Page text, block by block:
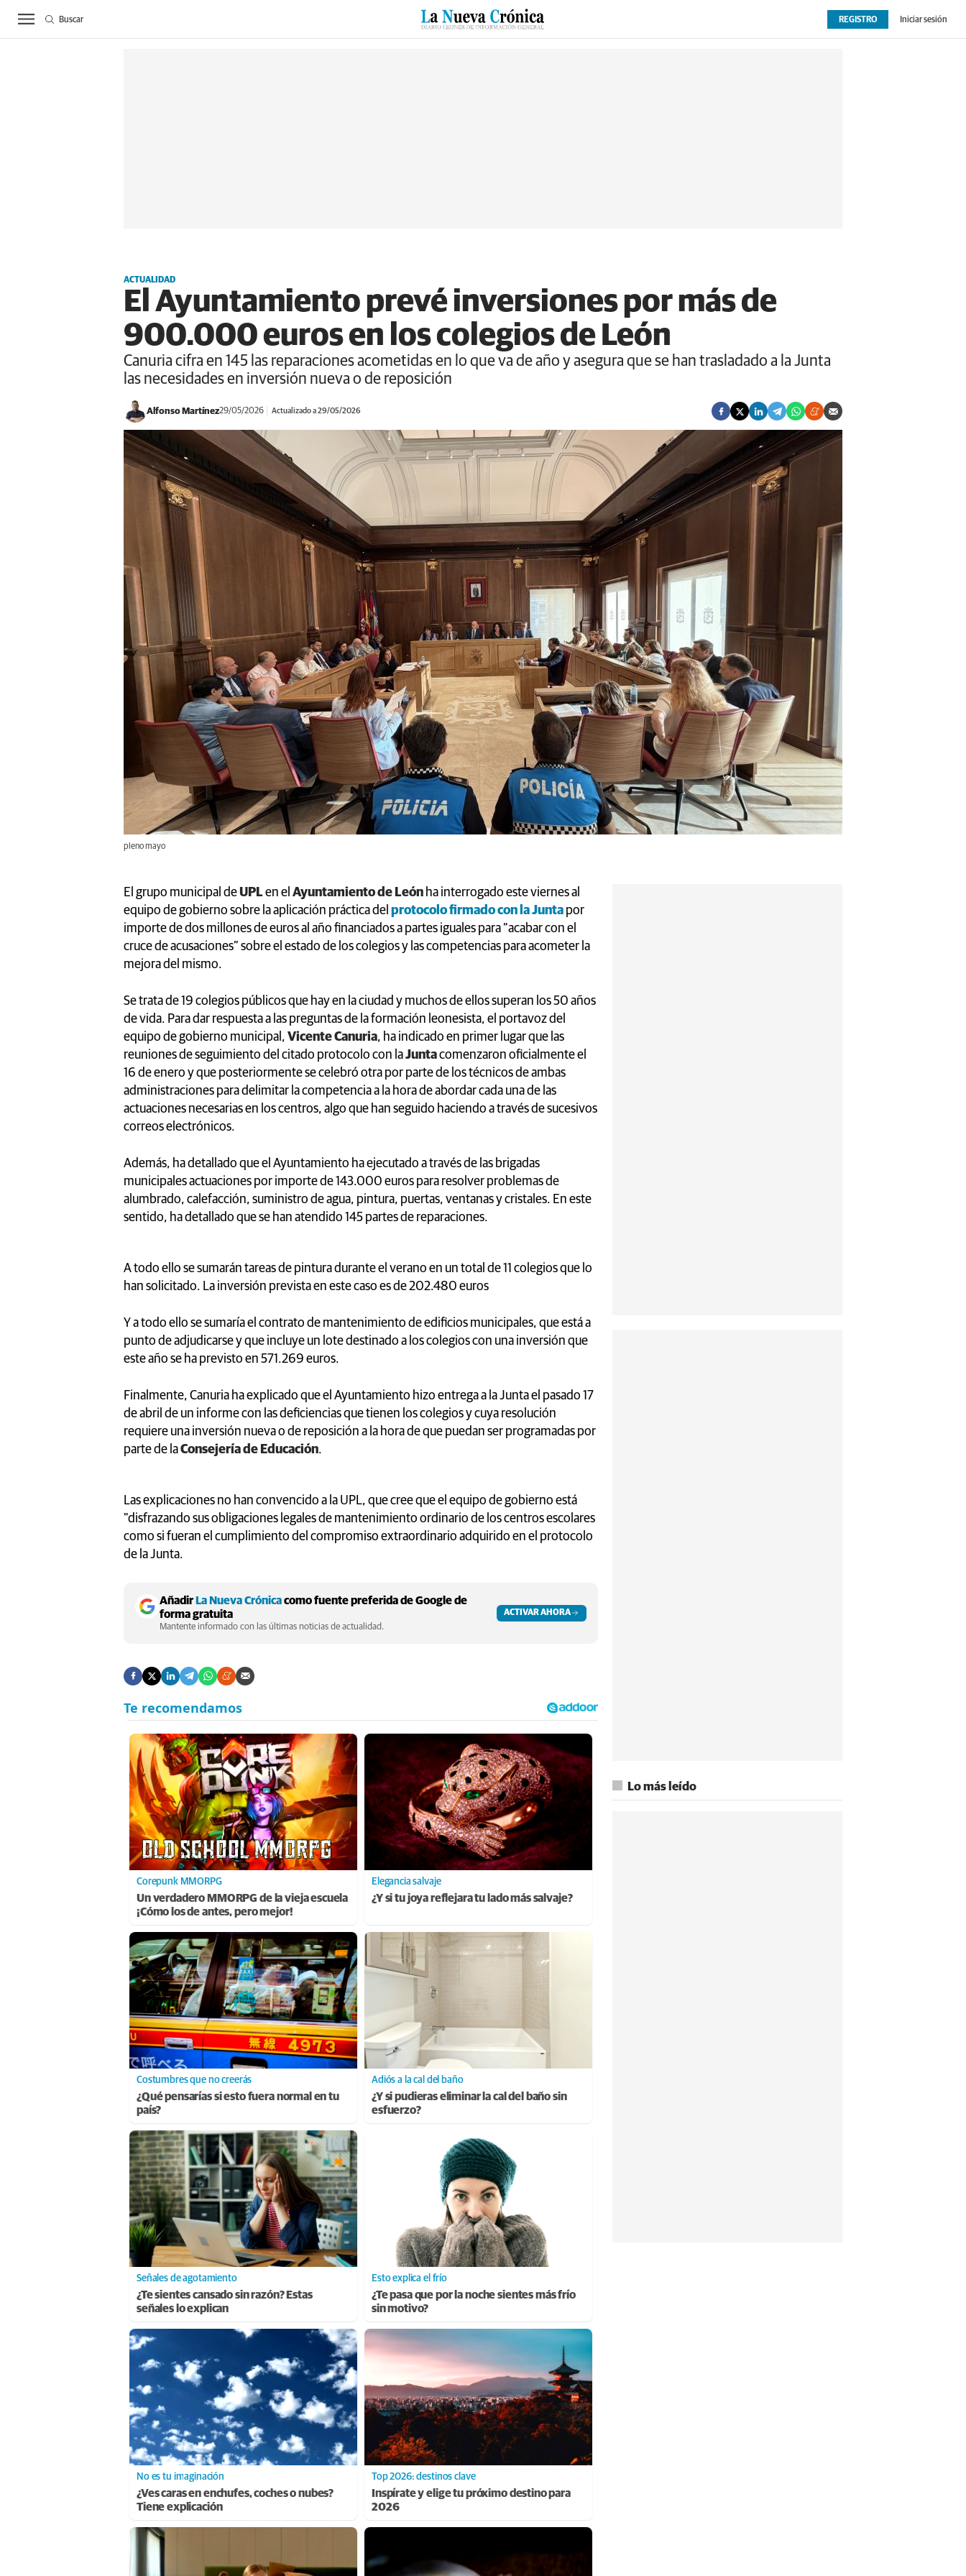
ACTUALIDAD BIERZO SUCESOS CULTURAS ESPECIALES DEPORTES OPINIÓN EXTRAS
REGISTRO Iniciar sesión
Buscar
ACTUALIDAD
El Ayuntamiento prevé inversiones por más de
900.000 euros en los colegios de León
Canuria cifra en 145 las reparaciones acometidas en lo que va de año y asegura que se han trasladado a la Junta
las necesidades en inversión nueva o de reposición
Alfonso Martínez29/05/2026 Actualizado a 29/05/2026
pleno mayo
El grupo municipal deUPLen el Ayuntamiento de León ha interrogado este viernes al
equipo de gobierno sobre la aplicación práctica del protocolo firmado con la Junta por
importe de dos millones de euros al año financiados a partes iguales para “acabar con el
cruce de acusaciones” sobre el estado de los colegios y las competencias para acometer la
mejora del mismo.
Se trata de 19 colegios públicos que hay en la ciudad y muchos de ellos superan los 50 años
de vida. Para dar respuesta a las preguntas de la formación leonesista, el portavoz del
equipo de gobierno municipal, Vicente Canuria, ha indicado en primer lugar que las
reuniones de seguimiento del citado protocolo con laJuntacomenzaron oficialmente el
16 de enero y que posteriormente se celebró otra por parte de los técnicos de ambas
administraciones para delimitar la competencia a la hora de abordar cada una de las
actuaciones necesarias en los centros, algo que han seguido haciendo a través de sucesivos
correos electrónicos.
Además, ha detallado que el Ayuntamiento ha ejecutado a través de las brigadas
municipales actuaciones por importe de 143.000 euros para resolver problemas de
alumbrado, calefacción, suministro de agua, pintura, puertas, ventanas y cristales. En este
sentido, ha detallado que se han atendido 145 partes de reparaciones.
A todo ello se sumarán tareas de pintura durante el verano en un total de 11 colegios que lo
han solicitado. La inversión prevista en este caso es de 202.480 euros
Y a todo ello se sumaría el contrato de mantenimiento de edificios municipales, que está a
punto de adjudicarse y que incluye un lote destinado a los colegios con una inversión que
este año se ha previsto en 571.269 euros.
Finalmente, Canuria ha explicado que el Ayuntamiento hizo entrega a la Junta el pasado 17
de abril de un informe con las deficiencias que tienen los colegios y cuya resolución
requiere una inversión nueva o de reposición a la hora de que puedan ser programadas por
parte de laConsejería de Educación.
Las explicaciones no han convencido a la UPL, que cree que el equipo de gobierno está
"disfrazando sus obligaciones legales de mantenimiento ordinario de los centros escolares
como si fueran el cumplimiento del compromiso extraordinario adquirido en el protocolo
de la Junta.
AñadirLa Nueva Crónicacomo fuente preferida de Google de
forma gratuita
Mantente informado con las últimas noticias de actualidad.
ACTIVAR AHORA
Corepunk MMORPG
Un verdadero MMORPG de la vieja escuela
¡Cómo los de antes, pero mejor!
Elegancia salvaje
¿Y si tu joya reflejara tu lado más salvaje?
Costumbres que no creerás
¿Qué pensarías si esto fuera normal en tu
país?
Adiós a la cal del baño
¿Y si pudieras eliminar la cal del baño sin
esfuerzo?
Señales de agotamiento
¿Te sientes cansado sin razón? Estas
señales lo explican
Esto explica el frío
¿Te pasa que por la noche sientes más frío
sin motivo?
No es tu imaginación
¿Ves caras en enchufes, coches o nubes?
Tiene explicación
Top 2026: destinos clave
Inspírate y elige tu próximo destino para
2026
Lo más leído